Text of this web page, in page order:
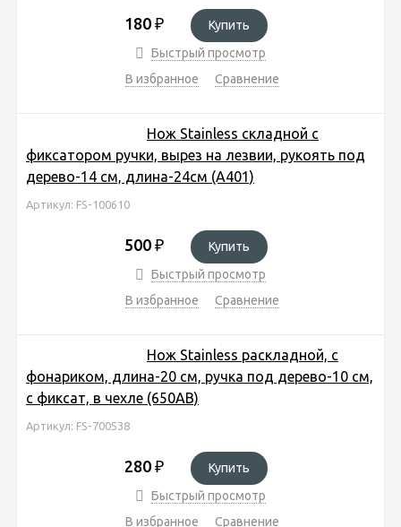
180 ₽
Купить
Быстрый просмотр
В избранное
Сравнение
Нож Stainless складной с
фиксатором ручки, вырез на лезвии, рукоять под
дерево-14 см, длина-24см (А401)
Артикул: FS-100610
500 ₽
Купить
Быстрый просмотр
В избранное
Сравнение
Нож Stainless раскладной, c
фонариком, длина-20 см, ручка под дерево-10 см,
с фиксат, в чехле (650АВ)
Артикул: FS-700538
280 ₽
Купить
Быстрый просмотр
В избранное
Сравнение